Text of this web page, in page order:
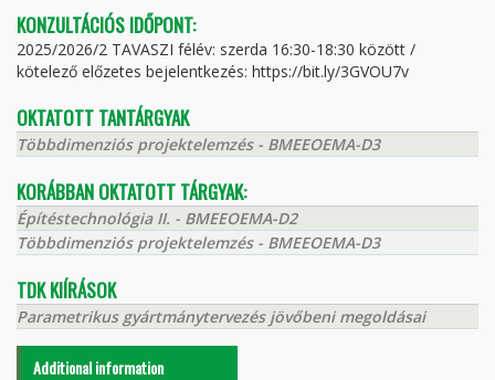
KONZULTÁCIÓS IDŐPONT:
2025/2026/2 TAVASZI félév: szerda 16:30-18:30 között /
kötelező előzetes bejelentkezés: https://bit.ly/3GVOU7v
OKTATOTT TANTÁRGYAK
Többdimenziós projektelemzés - BMEEOEMA-D3
KORÁBBAN OKTATOTT TÁRGYAK:
Építéstechnológia II. - BMEEOEMA-D2
Többdimenziós projektelemzés - BMEEOEMA-D3
TDK KIÍRÁSOK
Parametrikus gyártmánytervezés jövőbeni megoldásai
Additional information